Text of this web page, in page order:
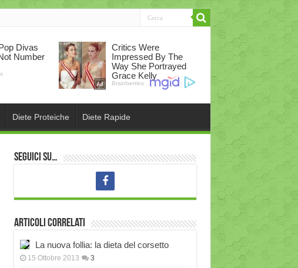
Diete Proteiche Diete Rapide
Seguici su…
Articoli correlati
La nuova follia: la dieta del corsetto
15 Ottobre 2013 3